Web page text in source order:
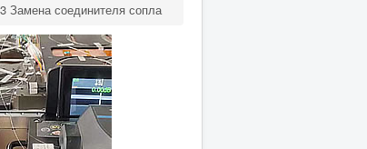
Замена соединителя сопла